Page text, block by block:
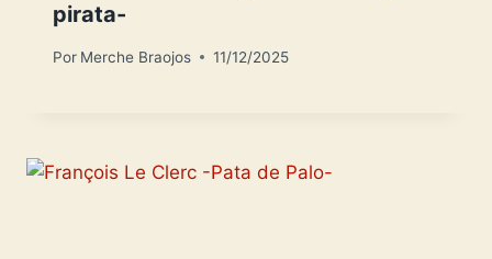
pirata-
Por Merche Braojos 11/12/2025